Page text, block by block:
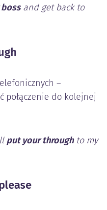
and get back to
–
połączenie do kolejnej
put your throughto my